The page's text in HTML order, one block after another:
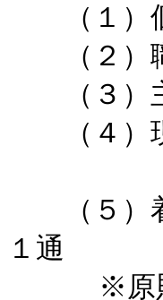
（１）個
（２）職
（３）主
（４）現
（１０
（５）着
１通